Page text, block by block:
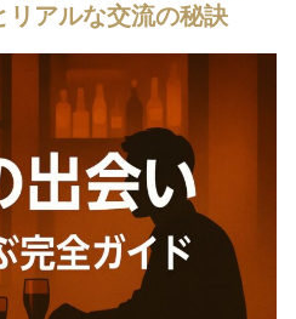
リアルな交流の秘訣